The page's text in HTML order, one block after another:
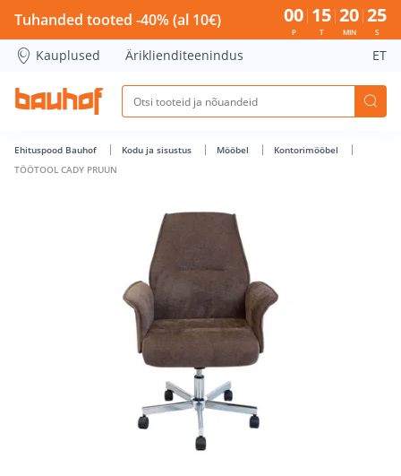
TÖÖTOOL CADY PRUUN - Bauhof has loaded
Tuhanded tooted -40% (al 10€) 00
P
15
T
20
MIN
24
S
Kauplused Äriklienditeenindus ET
Ehituspood Bauhof Kodu ja sisustus Mööbel
Kontorimööbel
TÖÖTOOL CADY PRUUN